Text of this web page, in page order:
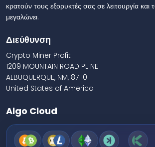
κρατούν τους εξορυκτές σας σε λειτουργία
μεγαλώνει.
Διεύθυνση
Crypto Miner Profit
1209 MOUNTAIN ROAD PL NE
ALBUQUERQUE, NM, 87110
United States of America
Algo Cloud